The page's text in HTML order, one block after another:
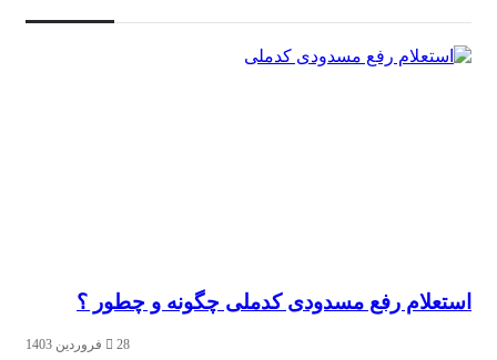
استعلام رفع مسدودی کدملی چگونه و چطور ؟
28 فروردین 1403